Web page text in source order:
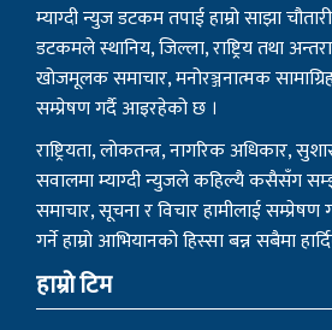
म्याग्दी न्युज डटकम तपाई हाम्रो साझा
डटकमले स्थानिय, जिल्ला, राष्ट्रिय तथा
खोजमूलक समाचार, मनोरञ्जनात्मक
सम्प्रेषण गर्दै आइरहेको छ ।
राष्ट्रियता, लोकतन्त्र, नागरिक अधिकार,
सवालमा म्याग्दी न्युजले कहिल्यै कसैसँग
समाचार, सूचना र विचार हामीलाई
गर्ने हाम्रो आभियानको हिस्सा बन्न सबैमा
हाम्रो टिम